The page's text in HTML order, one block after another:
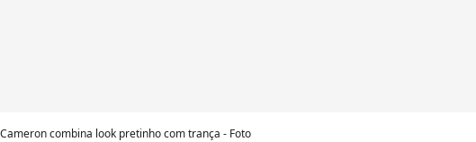
combina look pretinho com trança - Foto